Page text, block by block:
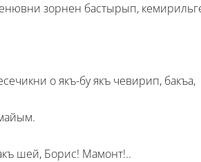
зорнен бастырып,
о якъ-бу якъ чевирип,
шей, Борис! Мамонт!..